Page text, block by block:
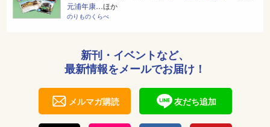
元浦年康…ほか
のりものくらべ
新刊・イベントなど、
最新情報をメールでお届け！
メルマガ購読 友だち追加